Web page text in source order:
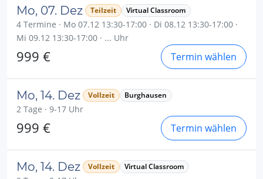
Mo, 07. Dez Teilzeit Virtual Classroom
4 Termine · Mo 07.12 13:30-17:00 · Di 08.12 13:30-17:00 ·
Mi 09.12 13:30-17:00 · ... Uhr
999 € Termin wählen
Mo, 14. Dez Vollzeit Burghausen
2 Tage · 9-17 Uhr
999 € Termin wählen
Mo, 14. Dez Vollzeit Virtual Classroom